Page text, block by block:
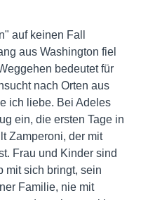
auf keinen Fall
aus Washington fiel
bedeutet für
nach Orten aus
ich liebe. Bei Adeles
ein, die ersten Tage in
Zamperoni, der mit
Frau und Kinder sind
mit sich bringt, sein
Familie, nie mit